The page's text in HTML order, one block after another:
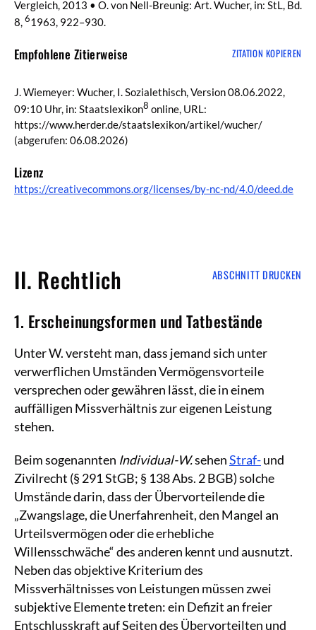
Vergleich, 2013 • O. von Nell-Breunig: Art. Wucher, in: StL, Bd.
8, 61963, 922–930.
Empfohlene Zitierweise ZITATION KOPIEREN
J. Wiemeyer: Wucher, I. Sozialethisch, Version 08.06.2022,
09:10 Uhr, in: Staatslexikon8 online, URL:
https://www.herder.de/staatslexikon/artikel/wucher/
(abgerufen: 06.08.2026)
Lizenz
https://creativecommons.org/licenses/by-nc-nd/4.0/deed.de
II. Rechtlich ABSCHNITT DRUCKEN
1. Erscheinungsformen und Tatbestände
Unter W. versteht man, dass jemand sich unter
verwerflichen Umständen Vermögensvorteile
versprechen oder gewähren lässt, die in einem
auffälligen Missverhältnis zur eigenen Leistung
stehen.
Beim sogenannten Individual-W.sehenStraf-und
Zivilrecht (§ 291 StGB; § 138 Abs. 2 BGB) solche
Umstände darin, dass der Übervorteilende die
„Zwangslage, die Unerfahrenheit, den Mangel an
Urteilsvermögen oder die erhebliche
Willensschwäche“ des anderen kennt und ausnutzt.
Neben das objektive Kriterium des
Missverhältnisses von Leistungen müssen zwei
subjektive Elemente treten: ein Defizit an freier
Entschlusskraft auf Seiten des Übervorteilten und